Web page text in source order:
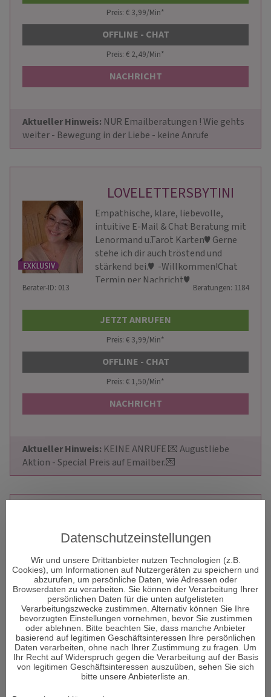
Preis: € 3,99/Min*
OFFLINE - CHAT
Preis: € 2,49/Min*
NACHRICHT
Aktueller Hinweis: NUR Emailberatungen ! Wie gehts
weiter - Bewegung in der Liebe - keine Anrufe
LOVELETTERSBYTINI
Empathische, klare, liebevolle,
intuitive E-Mail & Chat Beratung mit
Lenormand u.Tarot Karten♥ ️Gerne
stehe ich dir auch tröstend und
stärkend bei.♥ ️ -Willkommen!Chat
Termin per Nachricht♥ ️
Berater-ID: 013 Beratungen: 1184
JETZT ANRUFEN
Preis: € 3,99/Min*
OFFLINE - CHAT
Preis: € 1,50/Min*
NACHRICHT
Aktueller Hinweis: KEINE ANRUFE 💌 Augustliebe
Aktion - Special Preis auf Emailber.💌
Medium der Neuen Zeit zeigt dir
deinen Sternenweg zur Liebe und
Glück mit Hellsicht und
*treffsicherem Kartenlegen*
unterstützt durch die Sternengöttin.
Berater-ID: 163 Beratungen: 884
JETZT ANRUFEN
Preis: € 3,99/Min*
Datenschutzeinstellungen
Wir und unsere Drittanbieter nutzen Technologien (z.B.
Cookies), um Informationen auf Nutzergeräten zu speichern und
abzurufen, um persönliche Daten, wie Adressen oder
Browserdaten zu verarbeiten. Sie können der Verarbeitung Ihrer
persönlichen Daten für die unten aufgelisteten
Verarbeitungszwecke zustimmen. Alternativ können Sie Ihre
bevorzugten Einstellungen vornehmen, bevor Sie zustimmen
oder ablehnen. Bitte beachten Sie, dass manche Anbieter
basierend auf legitimen Geschäftsinteressen Ihre persönlichen
Daten verarbeiten, ohne nach Ihrer Zustimmung zu fragen. Um
Ihr Recht auf Widerspruch gegen die Verarbeitung auf der Basis
von legitimen Geschäftsinteressen auszuüben, sehen Sie sich
bitte unsere Anbieterliste an.